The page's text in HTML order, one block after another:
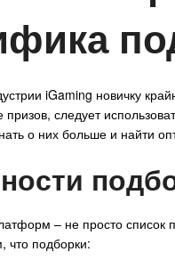
iGaming новичку
призов, следует
о них больше и найти
– не просто
что подборки: